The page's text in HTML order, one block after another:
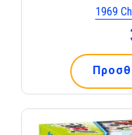
1969